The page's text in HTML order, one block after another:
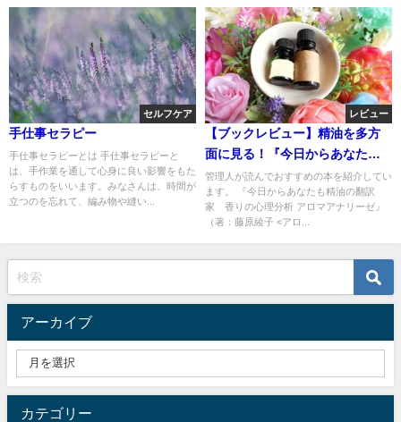
セルフケア
手仕事セラピー
手仕事セラピーとは 手仕事セラピーと
は、手作業を通して心身に良い影響をもた
らすものをいいます。みなさんは、時間が
立つのを忘れて、編み物や縫い...
レビュー
【ブックレビュー】精油を多方
面に見る！『今日からあなたも
精油の翻訳家 香りの心理分
析 アロマアナリーゼ』
管理人が読んでおすすめの本を紹介してい
ます。 『今日からあなたも精油の翻訳
家 香りの心理分析 アロマアナリーゼ』
（著：藤原綾子 <アロ...
アーカイブ
カテゴリー